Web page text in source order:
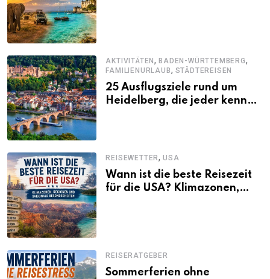
AKTIVITÄTEN,BADEN-WÜRTTEMBERG,
FAMILIENURLAUB, STÄDTEREISEN
25 Ausflugsziele rund um
Heidelberg, die jeder kennen
REISEWETTER,USA
Wann ist die beste Reisezeit
für die USA? Klimazonen,
REISERATGEBER
Sommerferien ohne